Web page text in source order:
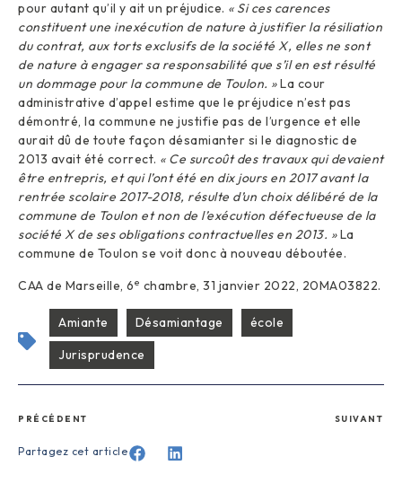
pour autant qu’il y ait un préjudice. « Si ces carences
constituent une inexécution de nature à justifier la résiliation
du contrat, aux torts exclusifs de la société X, elles ne sont
de nature à engager sa responsabilité que s’il en est résulté
un dommage pour la commune de Toulon. »La cour
administrative d’appel estime que le préjudice n’est pas
démontré, la commune ne justifie pas de l’urgence et elle
aurait dû de toute façon désamianter si le diagnostic de
2013 avait été correct. « Ce surcoût des travaux qui devaient
être entrepris, et qui l’ont été en dix jours en 2017 avant la
rentrée scolaire 2017-2018, résulte d’un choix délibéré de la
commune de Toulon et non de l’exécution défectueuse de la
société X de ses obligations contractuelles en 2013. »La
commune de Toulon se voit donc à nouveau déboutée.
CAA de Marseille, 6e chambre, 31 janvier 2022, 20MA03822.
Amiante Désamiantage
école
Jurisprudence
PRÉCÉDENT SUIVANT
Partagez cet article